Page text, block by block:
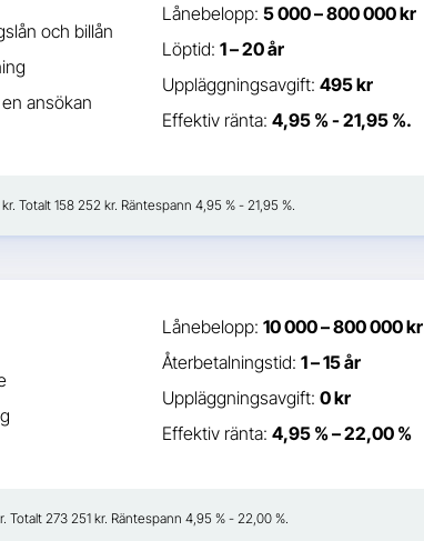
och billån
ansökan
Lånebelopp: 5 000 – 800 000 kr
Löptid: 1 – 20 år
Uppläggningsavgift: 495 kr
Effektiv ränta: 4,95 % - 21,95 %.
Totalt 158 252 kr. Räntespann 4,95 % - 21,95 %.
Lånebelopp: 10 000 – 800 000 kr
Återbetalningstid: 1 – 15 år
Uppläggningsavgift: 0 kr
Effektiv ränta: 4,95 % – 22,00 %
Totalt 273 251 kr. Räntespann 4,95 % - 22,00 %.